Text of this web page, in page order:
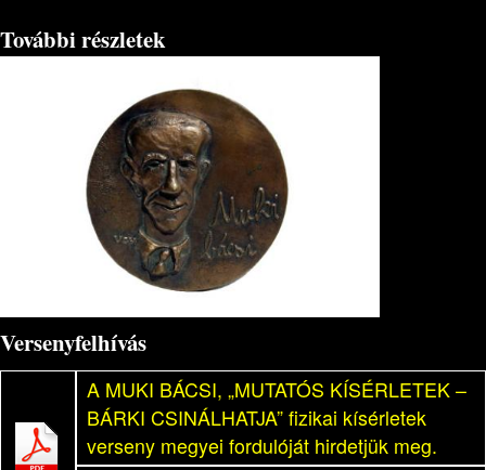
További részletek
Versenyfelhívás
A MUKI BÁCSI, „MUTATÓS KÍSÉRLETEK –
BÁRKI CSINÁLHATJA” fizikai kísérletek
verseny megyei fordulóját hirdetjük meg.